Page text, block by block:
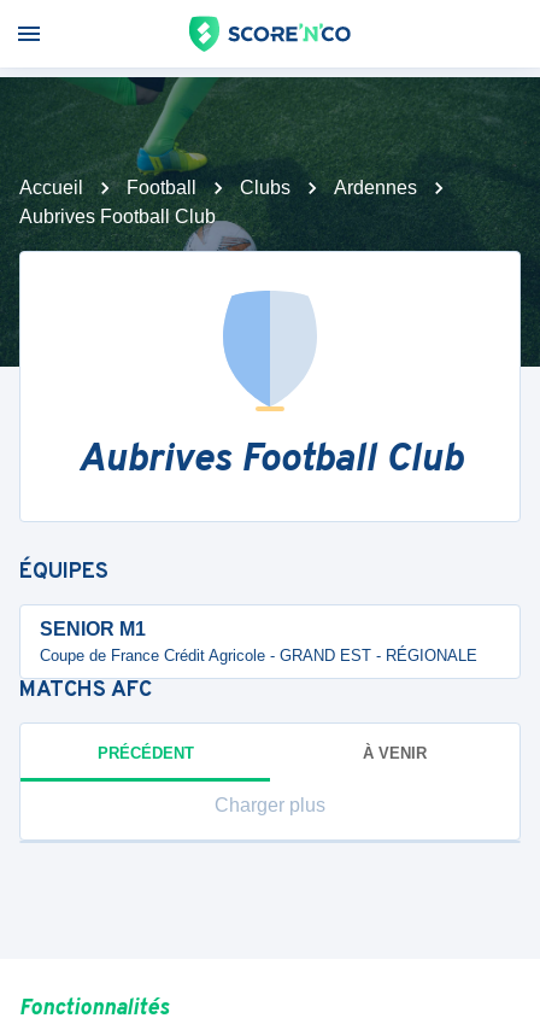
Accueil Football Clubs
Ardennes
Aubrives Football Club
Aubrives Football Club
ÉQUIPES
SENIOR M1
Coupe de France Crédit Agricole - GRAND EST - RÉGIONALE
MATCHS AFC
PRÉCÉDENT À VENIR
Charger plus
Fonctionnalités